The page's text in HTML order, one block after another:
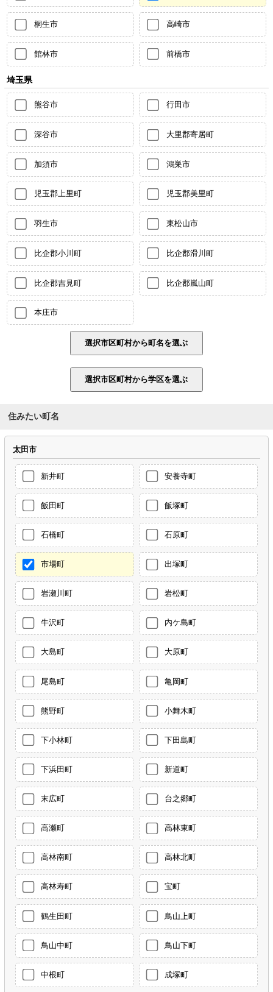
桐生市 高崎市
館林市 前橋市
埼玉県
熊谷市 行田市
深谷市 大里郡寄居町
加須市 鴻巣市
児玉郡上里町 児玉郡美里町
羽生市 東松山市
比企郡小川町 比企郡滑川町
比企郡吉見町 比企郡嵐山町
本庄市
住みたい町名
太田市
新井町 安養寺町
飯田町 飯塚町
石橋町 石原町
市場町 出塚町
岩瀬川町 岩松町
牛沢町 内ケ島町
大島町 大原町
尾島町 亀岡町
熊野町 小舞木町
下小林町 下田島町
下浜田町 新道町
末広町 台之郷町
高瀬町 高林東町
高林南町 高林北町
高林寿町 宝町
鶴生田町 鳥山上町
鳥山中町 鳥山下町
中根町 成塚町